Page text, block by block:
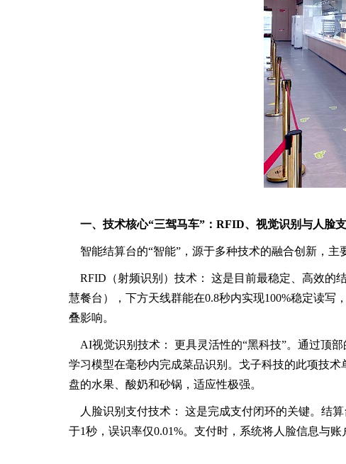
一、技术核心“三驾马车”：RFID、视觉识别与人脸
智能结算台的“智能”，源于多种技术的融合创新，主
RFID（射频识别）技术： 这是目前最稳定、高效的
慧餐台），下方天线群能在0.8秒内实现100%稳定读
叠影响。
AI视觉识别技术： 更具灵活性的“黑科技”。通过顶
学习模型在毫秒内完成菜品识别。戈子科技的此项技
盘的水果、酸奶和砂锅，适应性极强。
人脸识别支付技术： 这是完成支付闭环的关键。结
于1秒，误识率仅0.01%。支付时，系统将人脸信息与